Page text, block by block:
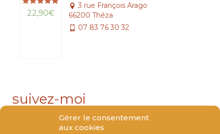
Gérer le consentement
aux cookies
Note
5.00
22,90€
3 rue François Arago
66200 Théza
07 83 76 30 32
suivez-moi